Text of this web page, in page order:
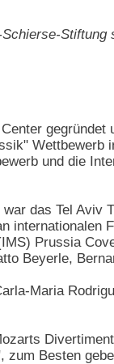
gegründet
Wettbewerb
und die
das Tel Aviv
internationalen
Prussia
Beyerle,
Maria
zum Besten